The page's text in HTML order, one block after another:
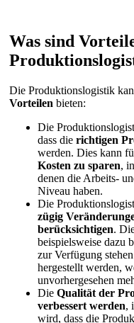
Was sind
Die Produktionslogistik
Vorteilen bieten:
Die
dass die richtigen
werden. Dies kann
Kosten zu sparen,
denen die Arbeits-
Niveau haben.
Die
zügig
berücksichtigen.
beispielsweise dazu
zur Verfügung
hergestellt werden,
unvorhergesehen
Die Qualität der
verbessert werden,
wird, dass die